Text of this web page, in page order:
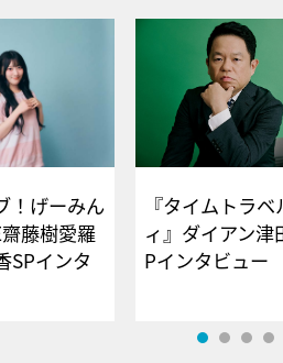
！げーみん
藤樹愛羅
SPインタ
『タイムトラ
ィ』ダイアン津
Pインタ